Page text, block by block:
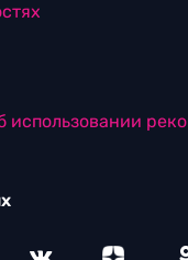
использовании